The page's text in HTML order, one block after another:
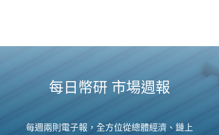
每日幣研 市場週報
每週兩則電子報，全方位從總體經濟、鏈上